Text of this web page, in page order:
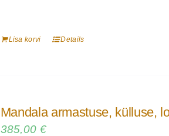
Lisa korvi Details
Mandala armastuse, külluse,
385,00 €